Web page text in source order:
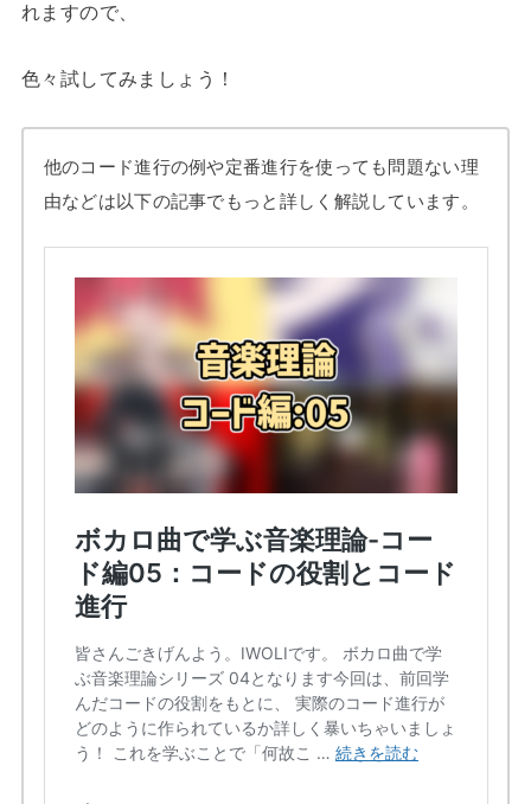
れますので、
色々試してみましょう！
他のコード進行の例や定番進行を使っても問題ない理
由などは以下の記事でもっと詳しく解説しています。